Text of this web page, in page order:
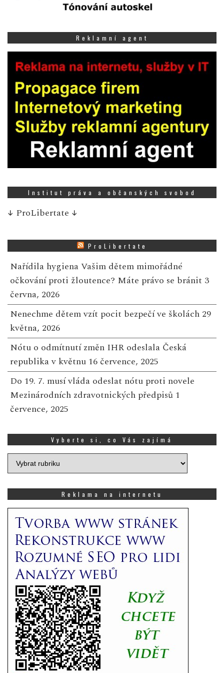
Reklamní agent
Institut práva a občanských svobod
↓ ProLibertate ↓
ProLibertate
Nařídila hygiena Vašim dětem mimořádné
očkování proti žloutence? Máte právo se bránit 3
června, 2026
Nenechme dětem vzít pocit bezpečí ve školách 29
května, 2026
Nótu o odmítnutí změn IHR odeslala Česká
republika v květnu 16 července, 2025
Do 19. 7. musí vláda odeslat nótu proti novele
Mezinárodních zdravotnických předpisů 1
července, 2025
Vyberte si, co Vás zajímá
Vyberte
si,
zajímá
Reklama na internetu